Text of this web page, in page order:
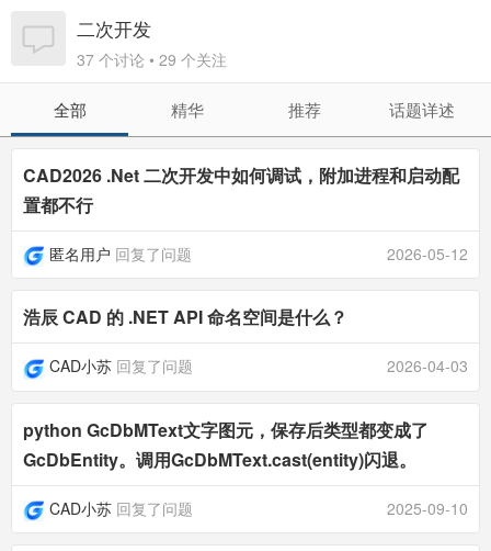
二次开发
37 个讨论 • 29 个关注
全部 精华 推荐 话题详述
CAD2026 .Net 二次开发中如何调试，附加进程和启动配
置都不行
匿名用户 回复了问题 2026-05-12
浩辰 CAD 的 .NET API 命名空间是什么？
CAD小苏 回复了问题 2026-04-03
python GcDbMText文字图元，保存后类型都变成了
GcDbEntity。调用GcDbMText.cast(entity)闪退。
CAD小苏 回复了问题 2025-09-10